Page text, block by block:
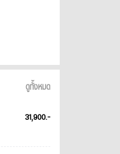
ดูทั้งหมด
31,900.-